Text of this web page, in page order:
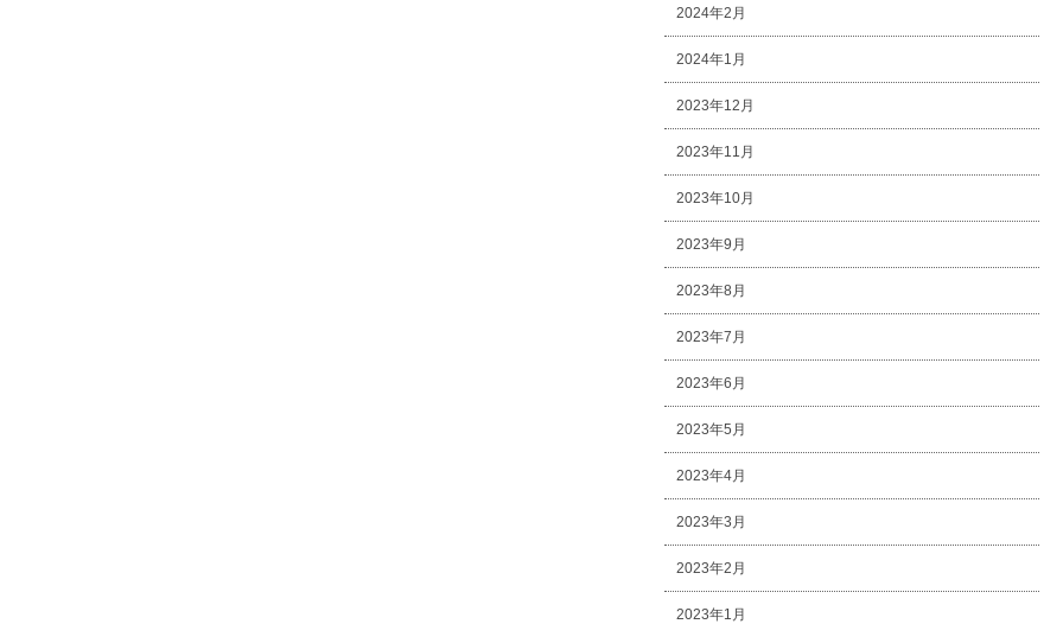
2024年2月
2024年1月
2023年12月
2023年11月
2023年10月
2023年9月
2023年8月
2023年7月
2023年6月
2023年5月
2023年4月
2023年3月
2023年2月
2023年1月